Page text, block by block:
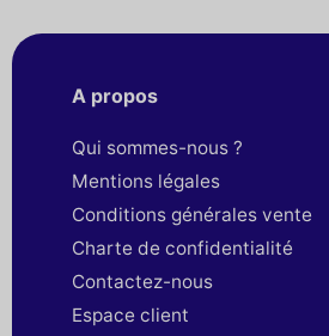
A propos
Qui sommes-nous ?
Mentions légales
Conditions générales vente
Charte de confidentialité
Contactez-nous
Espace client